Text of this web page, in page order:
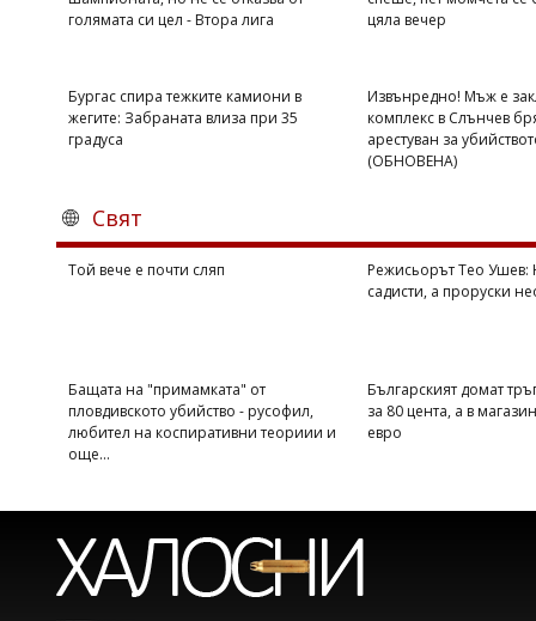
Коментарите
въвеждат
читателите
отговорност
коментар,
голямата си цел - Втора лига
цяла вечер
Бургас спира тежките камиони в
жегите: Забраната влиза при 35
градуса
Извънредно! Мъж е
комплекс в Слънчев
арестуван за
(ОБНОВЕНА)
Свят
Той вече е почти сляп
Режисьорът Тео Ушев:
садисти, а проруски
Бащата на "примамката" от
пловдивското убийство - русофил,
любител на коспиративни теориии и
още...
Българският домат
за 80 цента, а в
евро